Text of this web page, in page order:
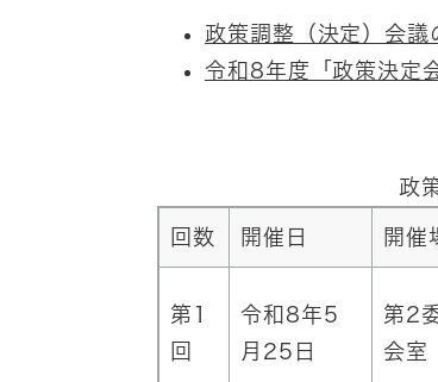
政策調整（決定）会議
令和8年度「政策決定
政
回数 開催日 開催
第1
回
令和8年5
月25日
第2
会室